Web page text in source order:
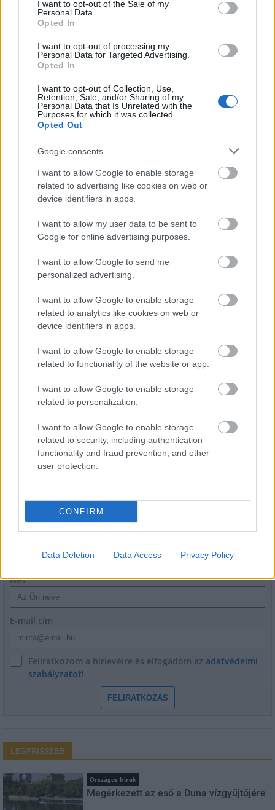
I want to opt-out of the Sale of my
Personal Data.
Opted In
I want to opt-out of processing my
Personal Data for Targeted Advertising.
Opted In
I want to opt-out of Collection, Use,
Retention, Sale, and/or Sharing of my
Personal Data that Is Unrelated with the
Purposes for which it was collected.
Opted Out
Google consents
I want to allow Google to enable storage
related to advertising like cookies on web or
device identifiers in apps.
I want to allow my user data to be sent to
Google for online advertising purposes.
I want to allow Google to send me
personalized advertising.
I want to allow Google to enable storage
related to analytics like cookies on web or
device identifiers in apps.
I want to allow Google to enable storage
related to functionality of the website or app.
I want to allow Google to enable storage
related to personalization.
I want to allow Google to enable storage
related to security, including authentication
functionality and fraud prevention, and other
user protection.
CONFIRM
Data Deletion Data Access Privacy Policy
Város-Teampannon Kereskedelmi és Szolgáltató Kft.
Újragondolják Lipótváros rejtett, zöld parkját
Indulhat a Honvéd tér megújításának tervezése, ahol a
középpontba.
Történelmi táj, amelynek minden köve
mesél – megújul a tatai Angolkert
M1 bővítés: már zajlik a teljesen új
Bicske Kelet csomópont építése
Új gyalogosátkelők és jelzőlámpás
csomópont épül Angyalföldön
Másfélszeresére bővítik
Hódmezővásárhely jó hírű református
Név
E-mail cím
Feliratkozom a hírlevélre és elfogadom az adatvédelmi
szabályzatot!
FELIRATKOZÁS
LEGFRISSEBB
Országos hírek
Megérkezett az eső a Duna vízgyűjtőjére